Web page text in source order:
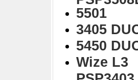
5501
3405
5450
Wize L3
PSP3403